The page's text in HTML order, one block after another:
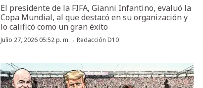
El presidente de la FIFA, Gianni Infantino, evaluó la
Copa Mundial, al que destacó en su organización y
lo calificó como un gran éxito
Julio 27, 2026 05:52 p. m. ·Redacción D10